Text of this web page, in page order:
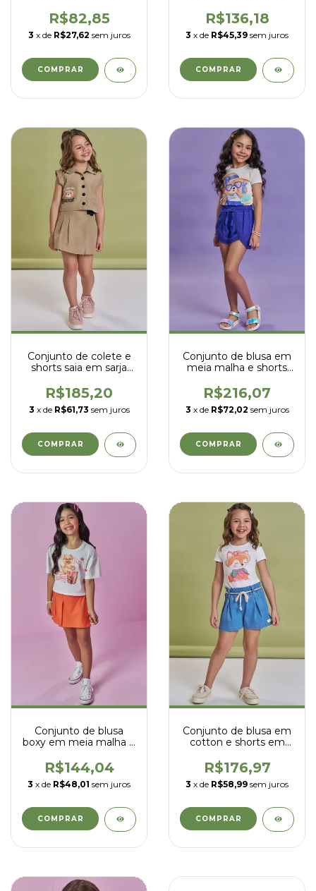
R$82,85
3 x de R$27,62 sem juros
COMPRAR
JEANS
R$136,18
3 x de R$45,39 sem juros
COMPRAR
Conjunto de colete e
shorts saia em sarja
93889
R$185,20
3 x de R$61,73 sem juros
COMPRAR
Conjunto de blusa em
meia malha e shorts
93675
R$216,07
3 x de R$72,02 sem juros
COMPRAR
Conjunto de blusa
boxy em meia malha e
de algodão - kukiê -
93672
R$144,04
3 x de R$48,01 sem juros
COMPRAR
Conjunto de blusa em
cotton e shorts em
kukiê - 92986
R$176,97
3 x de R$58,99 sem juros
COMPRAR